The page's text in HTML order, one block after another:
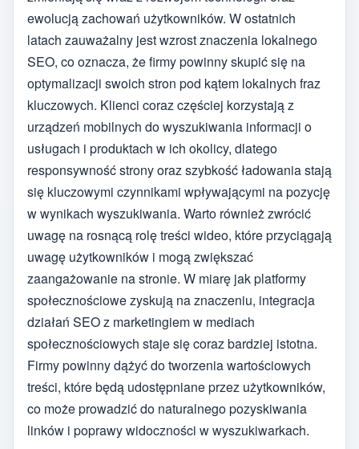
ewolucją zachowań użytkowników. W ostatnich
latach zauważalny jest wzrost znaczenia lokalnego
SEO, co oznacza, że firmy powinny skupić się na
optymalizacji swoich stron pod kątem lokalnych fraz
kluczowych. Klienci coraz częściej korzystają z
urządzeń mobilnych do wyszukiwania informacji o
usługach i produktach w ich okolicy, dlatego
responsywność strony oraz szybkość ładowania stają
się kluczowymi czynnikami wpływającymi na pozycję
w wynikach wyszukiwania. Warto również zwrócić
uwagę na rosnącą rolę treści wideo, które przyciągają
uwagę użytkowników i mogą zwiększać
zaangażowanie na stronie. W miarę jak platformy
społecznościowe zyskują na znaczeniu, integracja
działań SEO z marketingiem w mediach
społecznościowych staje się coraz bardziej istotna.
Firmy powinny dążyć do tworzenia wartościowych
treści, które będą udostępniane przez użytkowników,
co może prowadzić do naturalnego pozyskiwania
linków i poprawy widoczności w wyszukiwarkach.